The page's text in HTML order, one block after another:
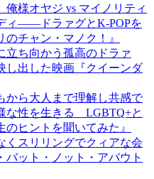
俺様オヤジ vs マイノリティ
ィ――ドラァグとK-POPを
チャン・マノク！』
立ち向かう孤高のドラァ
し出した映画『クイーンダ
から大人まで理解し共感で
な性を生きる LGBTQ+と
ヒントを聞いてみた』
くスリリングでクィアな会
ット・ノット・アバウト